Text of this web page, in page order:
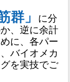
群」
に分
、逆に余計
に、各パー
バイオメカ
を実技でご